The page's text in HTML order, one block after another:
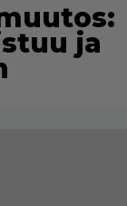
ja